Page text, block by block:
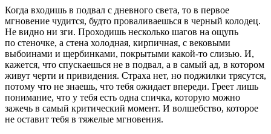
Когда входишь в подвал с дневного света, то в первое
мгновение чудится, будто проваливаешься в черный колодец.
Не видно ни зги. Проходишь несколько шагов на ощупь
по стеночке, а стена холодная, кирпичная, с вековыми
выбоинами и щербинками, покрытыми какой-то слизью. И,
кажется, что спускаешься не в подвал, а в самый ад, в котором
живут черти и привидения. Страха нет, но поджилки трясутся,
потому что не знаешь, что тебя ожидает впереди. Греет лишь
понимание, что у тебя есть одна спичка, которую можно
зажечь в самый критический момент. И волшебство, которое
не оставит тебя в тяжелые мгновения.